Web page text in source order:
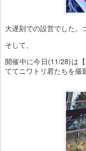
大遅刻での設営でした。
そして、
開催中に今日(11/28)は
ててニワトリ君たちを撮